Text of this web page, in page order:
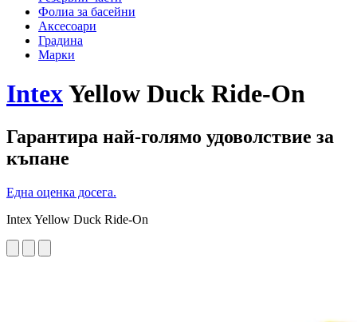
Фолиа за басейни
Аксесоари
Градина
Марки
IntexYellow Duck Ride-On
Гарантира най-голямо удоволствие за
къпане
Една оценка досега.
Intex Yellow Duck Ride-On